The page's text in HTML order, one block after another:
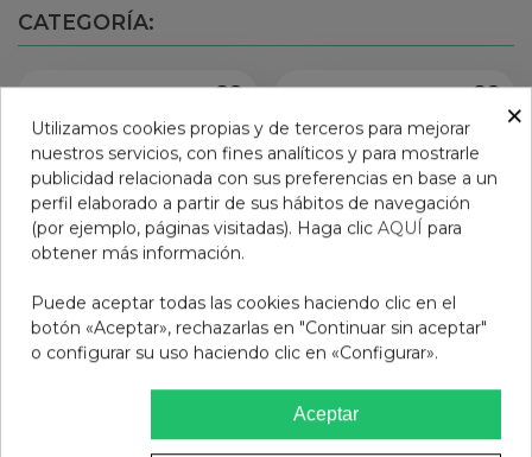
CATEGORÍA:
ILVICO 20 COMPRIMIDOS
RECUBIERTOS
FRENADOL FORTE 10
SOBRES GRANULADO
PARA SOLUCION ORAL
14,95 €
×
Utilizamos cookies propias y de terceros para mejorar
nuestros servicios, con fines analíticos y para mostrarle
publicidad relacionada con sus preferencias en base a un
perfil elaborado a partir de sus hábitos de navegación
(por ejemplo, páginas visitadas). Haga clic AQUÍ para
obtener más información.
Puede aceptar todas las cookies haciendo clic en el
botón «Aceptar», rechazarlas en "Continuar sin aceptar"
o configurar su uso haciendo clic en «Configurar».
Aceptar